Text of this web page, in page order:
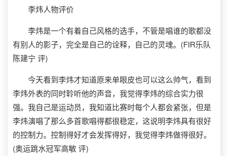
李炜人物评价
李炜是一个有着自己风格的选手，不管是唱谁的歌都没
有别人的影子，完全是自己的诠释，自己的灵魂。(FIR乐队
陈建宁 评)
今天看到李炜才知道原来单眼皮也可以这么帅气，看到
李炜外表的同时聆听他的声音，我觉得李炜的综合实力很
强。我自己是运动员，我知道比赛时每个人都会紧张，但是
李炜演唱了那么多首歌唱得都很稳定，这说明李炜具有很好
的控制力。控制得好才会发挥得好，我觉得李炜做得很好。
(奥运跳水冠军高敏 评)